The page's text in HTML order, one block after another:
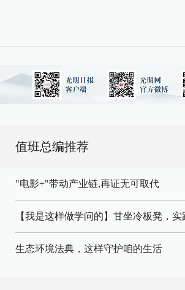
值班总编推荐
"电影+"带动产业链,再证无可取代
【我是这样做学问的】甘坐冷板凳，
生态环境法典，这样守护咱的生活